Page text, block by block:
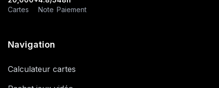
Cartes
Note Paiement
Navigation
Calculateur cartes